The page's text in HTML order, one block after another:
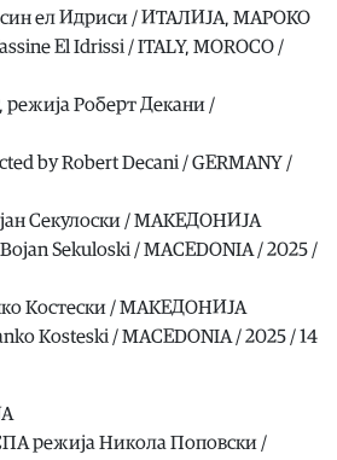
ел Идриси / ИТАЛИЈА, МАРОКО
El Idrissi / ITALY, MOROCO /
Роберт Декани /
by Robert Decani / GERMANY /
Секулоски / МАКЕДОНИЈА
Sekuloski / MACEDONIA / 2025 /
Костески / МАКЕДОНИЈА
Kosteski / MACEDONIA / 2025 / 14
режија Никола Поповски /